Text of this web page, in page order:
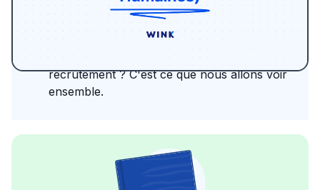
centraux que le DRH. Ce pilier de l'entreprise
est la clé de voûte d'une gestion des talents
réussie. Mais quelles sont ses missions
recrutement ? C'est ce que nous allons voir
ensemble.